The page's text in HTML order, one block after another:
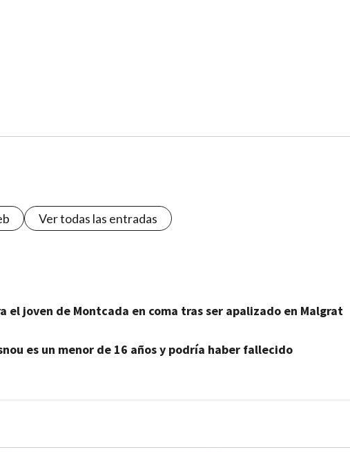
Ver todas las entradas
el joven de Montcada en coma tras ser apalizado en Malgrat
es un menor de 16 años y podría haber fallecido